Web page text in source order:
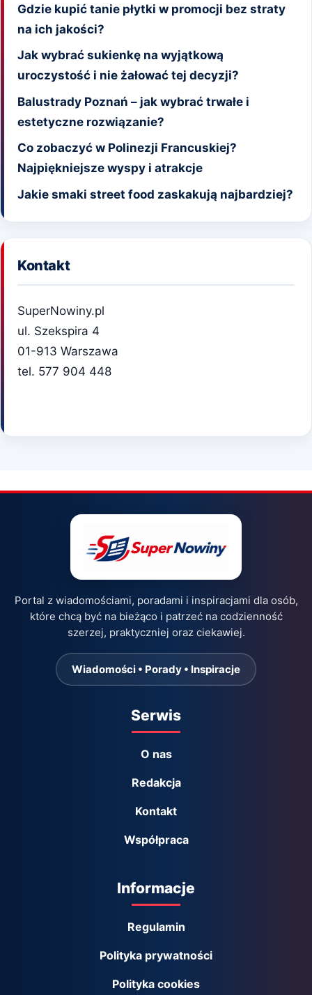
Gdzie kupić tanie płytki w promocji bez straty
na ich jakości?
Jak wybrać sukienkę na wyjątkową
uroczystość i nie żałować tej decyzji?
Balustrady Poznań – jak wybrać trwałe i
estetyczne rozwiązanie?
Co zobaczyć w Polinezji Francuskiej?
Najpiękniejsze wyspy i atrakcje
Jakie smaki street food zaskakują najbardziej?
Kontakt
SuperNowiny.pl
ul. Szekspira 4
01-913 Warszawa
tel. 577 904 448
Portal z wiadomościami, poradami i inspiracjami dla osób,
które chcą być na bieżąco i patrzeć na codzienność
szerzej, praktyczniej oraz ciekawiej.
Wiadomości • Porady • Inspiracje
Serwis
O nas
Redakcja
Kontakt
Współpraca
Informacje
Regulamin
Polityka prywatności
Polityka cookies